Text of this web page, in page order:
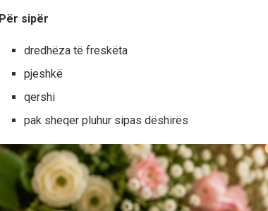
Për sipër
dredhëza të freskëta
pjeshkë
qershi
pak sheqer pluhur sipas dëshirës